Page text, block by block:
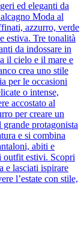
ed eleganti da
Moda al
azzurro, verde
estiva. Tre tonalità
da indossare in
il cielo e il mare e
crea uno stile
per le occasioni
o intense,
accostato al
per creare un
protagonista
e si combina
abiti e
outfit estivi. Scopri
e lasciati ispirare
l’estate con stile,